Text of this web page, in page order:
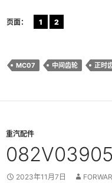
页面： 1 2
MC07 中间齿轮 正时
重汽配件
2023年11月7日